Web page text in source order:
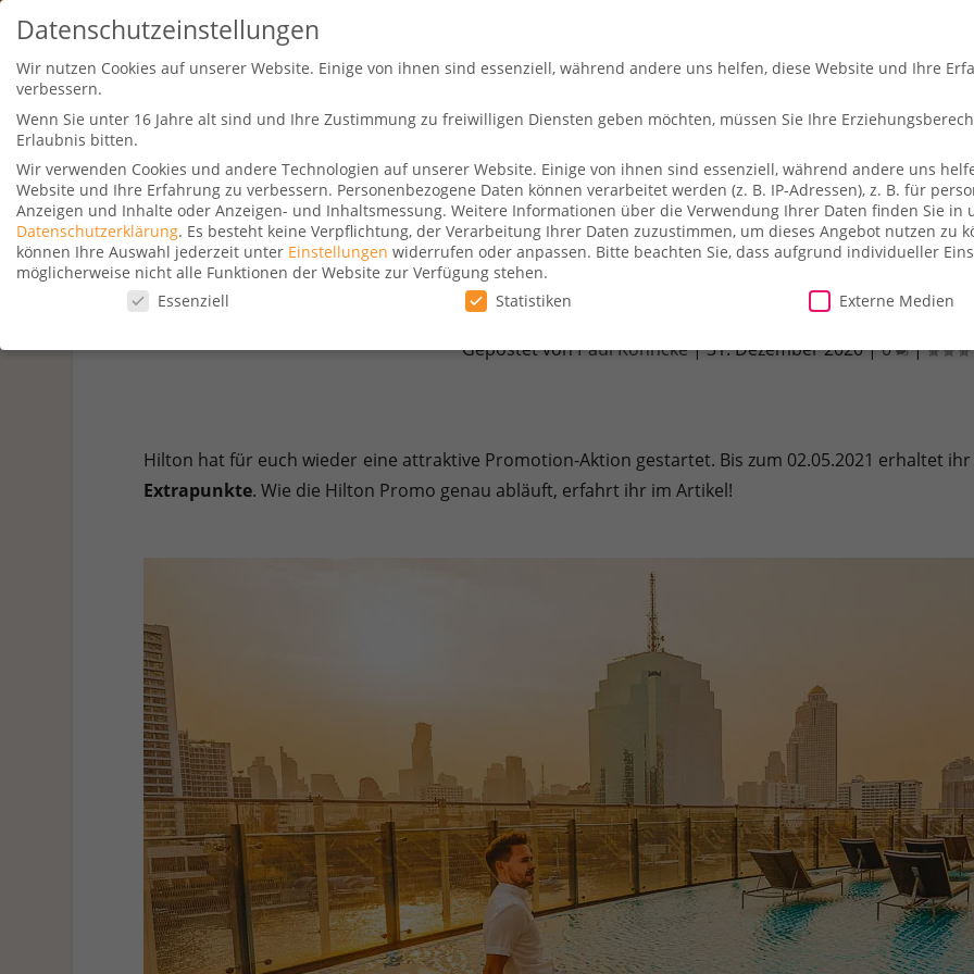
Travel Kurse Aktionen Hotelsuche So fliegt ihr Merch-Shop Payback Alles
Hilton Promo – 2.000 Extrapunkte pro Aufenthalt
Gepostet vonPaul Köhncke|31. Dezember 2020|0 |
Hilton hat für euch wieder eine attraktive Promotion-Aktion gestartet. Bis zum 02.05.2021 erhaltet
Extrapunkte. Wie die Hilton Promo genau abläuft, erfahrt ihr im Artikel!
Datenschutzeinstellungen
Wir nutzen Cookies auf unserer Website. Einige von ihnen sind essenziell, während andere uns helfen, diese Website und Ihre
verbessern.
Wenn Sie unter 16 Jahre alt sind und Ihre Zustimmung zu freiwilligen Diensten geben möchten, müssen Sie Ihre
Erlaubnis bitten.
Wir verwenden Cookies und andere Technologien auf unserer Website. Einige von ihnen sind essenziell, während andere uns
Website und Ihre Erfahrung zu verbessern. Personenbezogene Daten können verarbeitet werden (z. B. IP-Adressen), z. B. für
Anzeigen und Inhalte oder Anzeigen- und Inhaltsmessung. Weitere Informationen über die Verwendung Ihrer Daten finden Sie in
Datenschutzerklärung. Es besteht keine Verpflichtung, der Verarbeitung Ihrer Daten zuzustimmen, um dieses Angebot nutzen zu
können Ihre Auswahl jederzeit unter Einstellungen widerrufen oder anpassen. Bitte beachten Sie, dass aufgrund individueller
möglicherweise nicht alle Funktionen der Website zur Verfügung stehen.
Datenschutzeinstellungen
Essenziell Statistiken Externe Medien
Datenschutzeinstellungen
Verwendung Ihrer Daten finden Sie in unserer Datenschutzerklärung. Es besteht keine Verpflichtung, der Verarbeitung Ihrer
beachten Sie, dass aufgrund individueller Einstellungen möglicherweise nicht alle Funktionen der Website zur Verfügung stehen.
Hier finden Sie eine Übersicht über alle verwendeten Cookies. Sie können Ihre Einwilligung zu ganzen Kategorien geben oder
Essenzielle Cookies ermöglichen grundlegende Funktionen und sind für die einwandfreie Funktion der Website erforderlich.
Cookie-Informationen anzeigen
Statistiken (1)
Statistik Cookies erfassen Informationen anonym. Diese Informationen helfen uns zu verstehen, wie unsere Besucher unsere Website nutzen.
Cookie-Informationen anzeigen
Externe Medien (7)
Inhalte von Videoplattformen und Social-Media-Plattformen werden standardmäßig blockiert. Wenn Cookies von externen Medien akzeptiert werden,
Cookie-Informationen anzeigen